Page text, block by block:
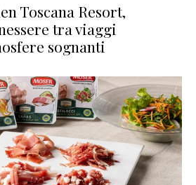
Toscana Resort,
tra viaggi
sognanti